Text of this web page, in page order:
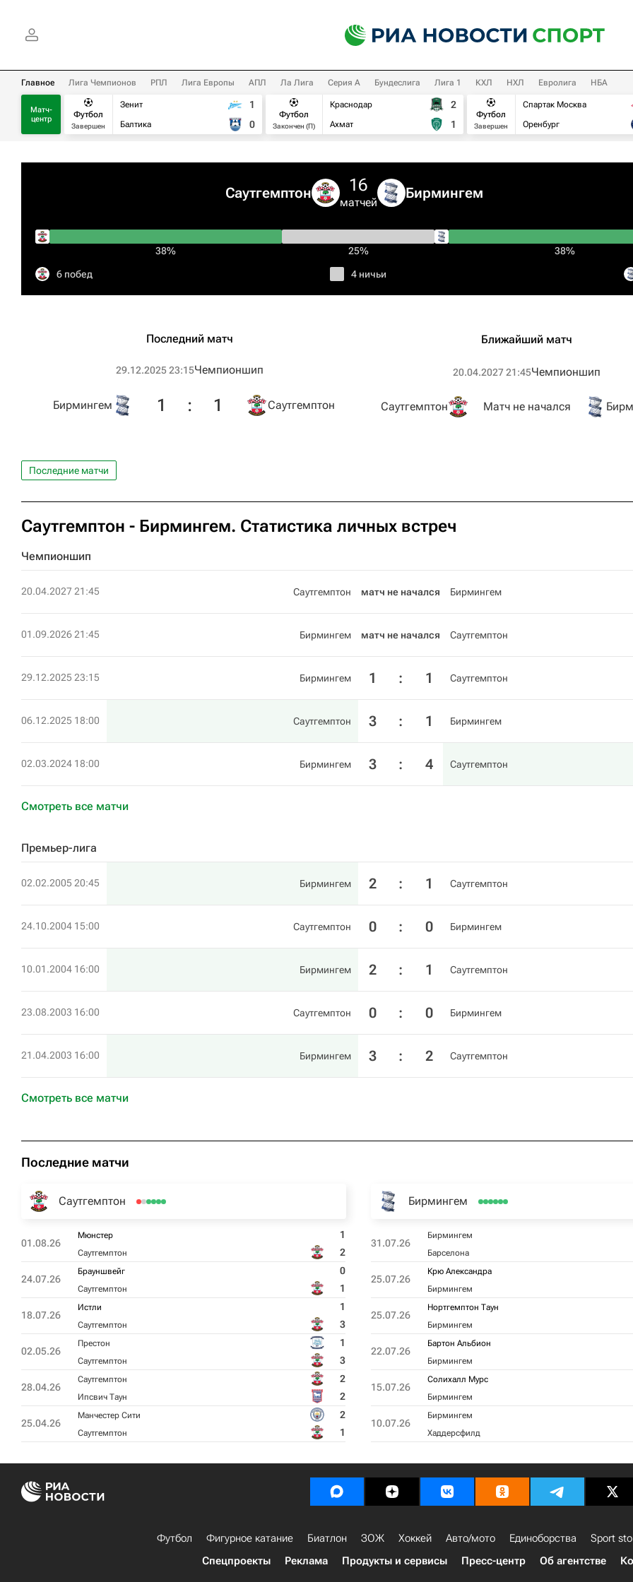
Главное Лига Чемпионов РПЛ Лига Европы АПЛ Ла Лига Серия А Бундеслига Лига 1 КХЛ НХЛ Евролига НБА
Матч-
центр
Футбол
Завершен
Зенит
Балтика
1
0
Футбол
Закончен (П)
Краснодар
Ахмат
2
1
Футбол
Завершен
Спартак Москва
Оренбург
Саутгемптон 16
матчей
Бирмингем
38% 25% 38%
6 побед 4 ничьи
Последний матч
29.12.2025 23:15Чемпионшип
Бирмингем 1 : 1 Саутгемптон
Ближайший матч
20.04.2027 21:45Чемпионшип
Саутгемптон Матч не начался
Последние матчи
Саутгемптон - Бирмингем. Статистика личных встреч
Чемпионшип
20.04.2027 21:45 Саутгемптон матч не начался Бирмингем
01.09.2026 21:45 Бирмингем матч не начался Саутгемптон
29.12.2025 23:15 Бирмингем 1 : 1 Саутгемптон
06.12.2025 18:00 Саутгемптон 3 : 1 Бирмингем
02.03.2024 18:00 Бирмингем 3 : 4 Саутгемптон
Смотреть все матчи
Премьер-лига
02.02.2005 20:45 Бирмингем 2 : 1 Саутгемптон
24.10.2004 15:00 Саутгемптон 0 : 0 Бирмингем
10.01.2004 16:00 Бирмингем 2 : 1 Саутгемптон
23.08.2003 16:00 Саутгемптон 0 : 0 Бирмингем
21.04.2003 16:00 Бирмингем 3 : 2 Саутгемптон
Смотреть все матчи
Последние матчи
Саутгемптон
01.08.26
Мюнстер 1
Саутгемптон 2
24.07.26
Брауншвейг 0
Саутгемптон 1
18.07.26
Истли 1
Саутгемптон 3
02.05.26
Престон 1
Саутгемптон 3
28.04.26
Саутгемптон 2
Ипсвич Таун 2
25.04.26
Манчестер Сити 2
Саутгемптон 1
Бирмингем
31.07.26
Бирмингем
Барселона
25.07.26
Крю Александра
Бирмингем
25.07.26
Нортгемптон Таун
Бирмингем
22.07.26
Бартон Альбион
Бирмингем
15.07.26
Солихалл Мурс
Бирмингем
10.07.26
Бирмингем
Хаддерсфилд
Футбол Фигурное катание Биатлон ЗОЖ Хоккей Авто/мото Единоборства
Sport
Спецпроекты
Реклама Продукты и сервисы Пресс-центр Об агентстве